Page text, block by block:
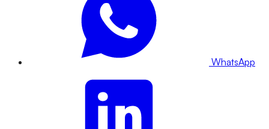
WhatsApp